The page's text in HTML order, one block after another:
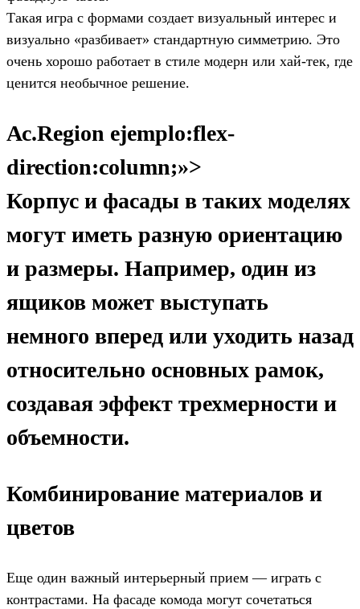
Такая игра с формами создает визуальный интерес и
визуально «разбивает» стандартную симметрию. Это
очень хорошо работает в стиле модерн или хай-тек, где
ценится необычное решение.
Ас.Region ejemplo:flex-
direction:column;»>
Корпус и фасады в таких моделях
могут иметь разную ориентацию
и размеры. Например, один из
ящиков может выступать
немного вперед или уходить назад
относительно основных рамок,
создавая эффект трехмерности и
объемности.
Комбинирование материалов и
цветов
Еще один важный интерьерный прием — играть с
контрастами. На фасаде комода могут сочетаться